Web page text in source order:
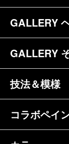
参考価格
キャンディ
メディア掲
ペイントワ
ヘルメット
バイク一覧
ハーレー（
ホンダ（20
GALLERY
ヘルメット
半ヘル（39）
フルフェイ
GALLERY
その他一覧（
自転車&三輪
技法＆模様
シンプル（
グラフィッ
コラボペイ